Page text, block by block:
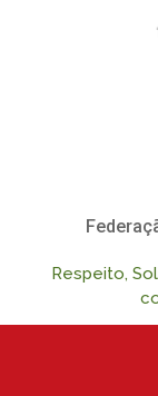
Skip to main
Respeito,